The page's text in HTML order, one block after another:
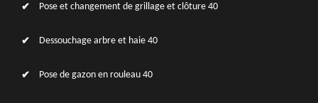
Pose et changement de grillage et clôture 40
Dessouchage arbre et haie 40
Pose de gazon en rouleau 40